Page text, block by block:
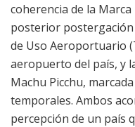
coherencia de la
posterior
de Uso Aeroportuario
aeropuerto del país, y
Machu Picchu,
temporales. Ambos
percepción de un país